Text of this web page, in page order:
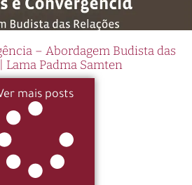
– Abordagem Budista das
Lama Padma Samten
mais posts